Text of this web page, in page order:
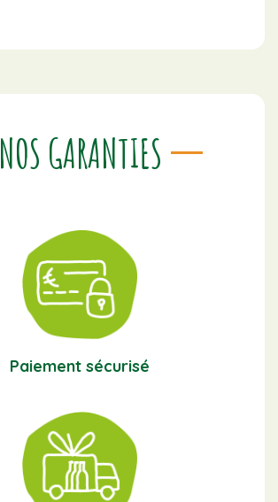
NOS GARANTIES
Paiement sécurisé